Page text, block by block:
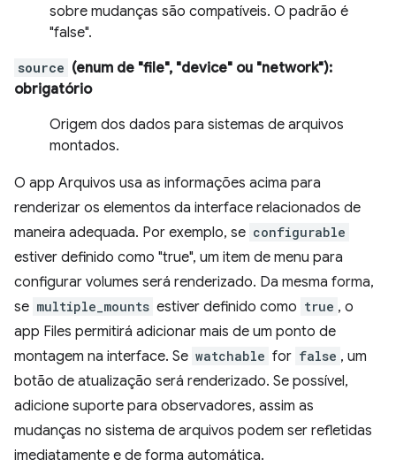
sobre mudanças são compatíveis. O padrão é
"false".
source (enum de "file", "device" ou "network"):
obrigatório
Origem dos dados para sistemas de arquivos
montados.
O app Arquivos usa as informações acima para
renderizar os elementos da interface relacionados de
maneira adequada. Por exemplo, se configurable
estiver definido como "true", um item de menu para
configurar volumes será renderizado. Da mesma forma,
se multiple_mounts estiver definido como true , o
app Files permitirá adicionar mais de um ponto de
montagem na interface. Se watchable for false , um
botão de atualização será renderizado. Se possível,
adicione suporte para observadores, assim as
mudanças no sistema de arquivos podem ser refletidas
imediatamente e de forma automática.